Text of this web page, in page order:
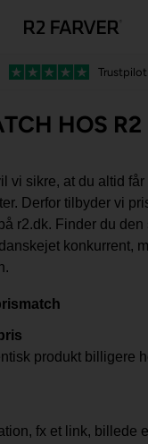
Trustpilot
HOS R2
vi sikre, at du altid
Derfor tilbyder vi
r2.dk. Finder du den
konkurrent,
produkt billigere
fx et link, billede